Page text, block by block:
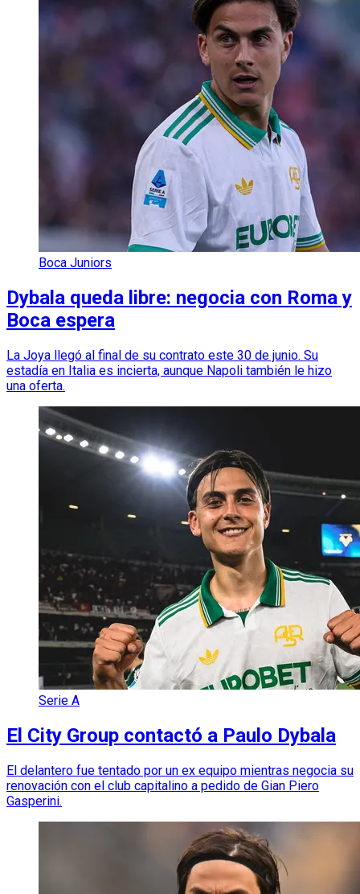
Boca Juniors
Dybala queda libre: negocia con Roma y
Boca espera
La Joya llegó al final de su contrato este 30 de junio. Su
estadía en Italia es incierta, aunque Napoli también le hizo
una oferta.
Serie A
El City Group contactó a Paulo Dybala
El delantero fue tentado por un ex equipo mientras negocia su
renovación con el club capitalino a pedido de Gian Piero
Gasperini.